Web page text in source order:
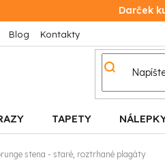
Darček
Blog Kontakty
TAPETY
stena - staré, roztrhané plagáty